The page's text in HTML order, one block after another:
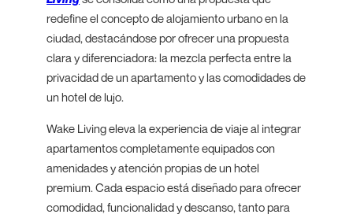
redefine el concepto de alojamiento urbano en la
ciudad, destacándose por ofrecer una propuesta
clara y diferenciadora: la mezcla perfecta entre la
privacidad de un apartamento y las comodidades de
un hotel de lujo.
Wake Living eleva la experiencia de viaje al integrar
apartamentos completamente equipados con
amenidades y atención propias de un hotel
premium. Cada espacio está diseñado para ofrecer
comodidad, funcionalidad y descanso, tanto para